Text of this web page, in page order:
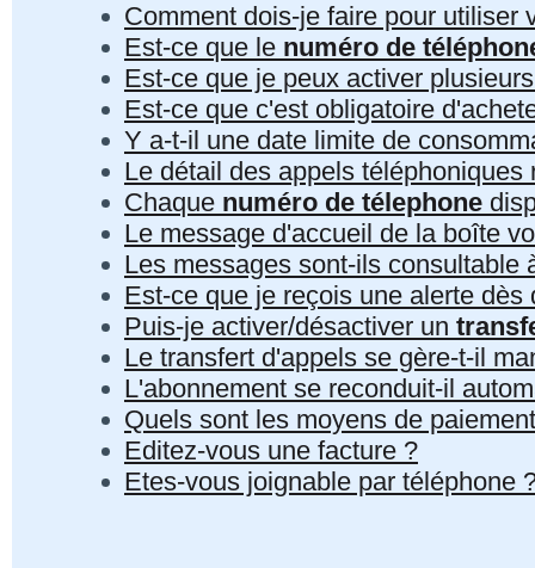
Comment dois-je faire pour utiliser
Est-ce que le numéro de
Est-ce que je peux activer
Est-ce que c'est obligatoire
Y a-t-il une date limite de
Le détail des appels
Chaque numéro de télephone
Le message d'accueil de la boîte
Les messages sont-ils consultable
Est-ce que je reçois une alerte
Puis-je activer/désactiver un
Le transfert d'appels se gère-t-il
L'abonnement se reconduit-il
Quels sont les moyens de
Editez-vous une facture ?
Etes-vous joignable par téléphone